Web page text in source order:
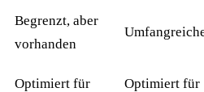
Begrenzt, aber
vorhanden
Optimiert für
Optimiert für